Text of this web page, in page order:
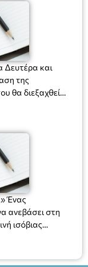
Δευτέρα και
της
θα διεξαχθεί
αίθουσα
ανεβάσει στη
ισόβιας
έργο για
συγκινητικό,